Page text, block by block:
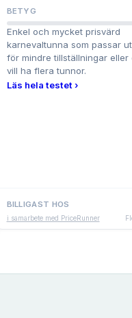
BETYG
Enkel och mycket prisvärd
karnevaltunna som passar
för mindre tillställningar eller
vill ha flera tunnor.
Läs hela testet ›
BILLIGAST HOS
i samarbete med PriceRunner